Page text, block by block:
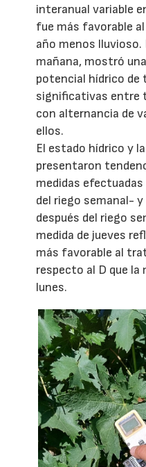
interanual variable
fue más favorable
año menos
mañana, mostró
potencial hídrico de
significativas entre
con alternancia de
ellos.
El estado hídrico y
presentaron
medidas
del riego semanal-
después del riego
medida de jueves
más favorable al
respecto al D que la
lunes.